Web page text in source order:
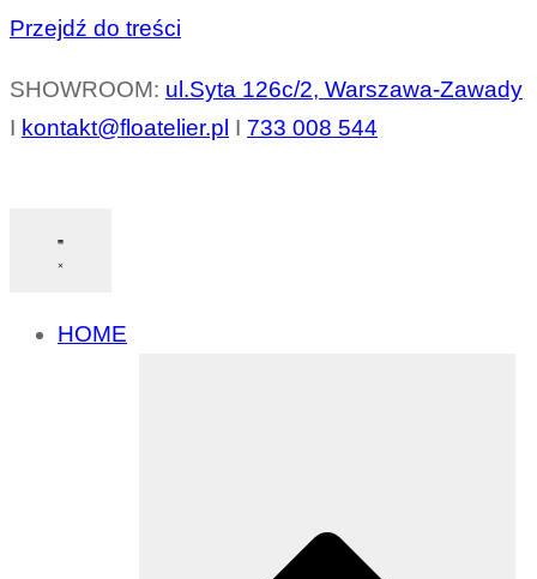
Przejdź do treści
SHOWROOM: ul.Syta 126c/2, Warszawa-Zawady
I kontakt@floatelier.pl I 733 008 544
HOME